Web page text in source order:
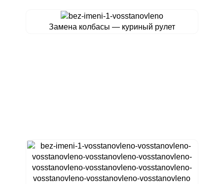
Замена колбасы — куриный рулет